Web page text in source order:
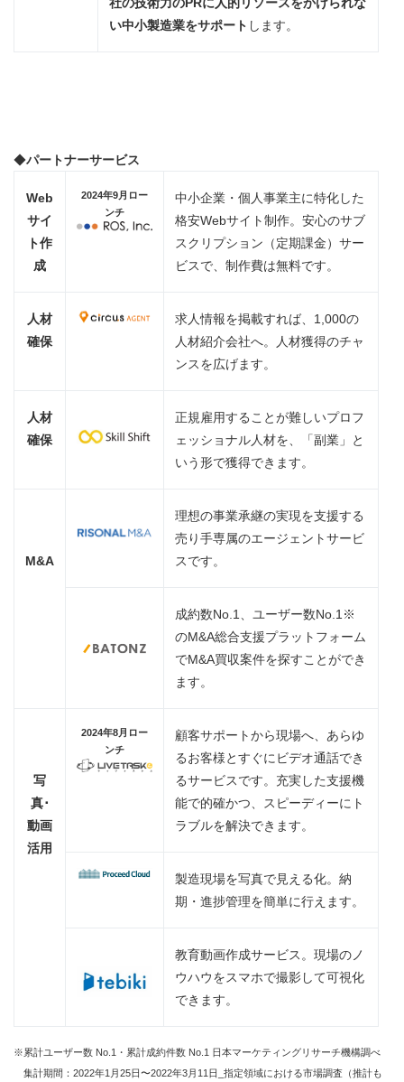
い中小製造業をサポート します。
◆パートナーサービス
Web
サイ
ト作
成
2024年9月ロー
ンチ
中小企業・個人事業主に特化した
格安Webサイト制作。安心のサブ
スクリプション（定期課金）サー
ビスで、制作費は無料です。
人材
確保
求人情報を掲載すれば、1,000の
人材紹介会社へ。人材獲得のチャ
ンスを広げます。
人材
確保
正規雇用することが難しいプロフ
ェッショナル人材を、「副業」と
いう形で獲得できます。
M&A
理想の事業承継の実現を支援する
売り手専属のエージェントサービ
スです。
成約数No.1、ユーザー数No.1※
のM&A総合支援プラットフォーム
でM&A買収案件を探すことができ
ます。
写
真･
動画
活用
2024年8月ロー
ンチ
顧客サポートから現場へ、あらゆ
るお客様とすぐにビデオ通話でき
るサービスです。充実した支援機
能で的確かつ、スピーディーにト
ラブルを解決できます。
製造現場を写真で見える化。納
期・進捗管理を簡単に行えます。
教育動画作成サービス。現場のノ
ウハウをスマホで撮影して可視化
できます。
※累計ユーザー数 No.1・累計成約件数 No.1 日本マーケティングリサーチ機構調べ
集計期間：2022年1月25日〜2022年3月11日_指定領域における市場調査（推計も